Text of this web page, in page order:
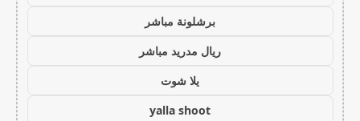
برشلونة مباشر
ريال مدريد مباشر
يلا شوت
yalla shoot